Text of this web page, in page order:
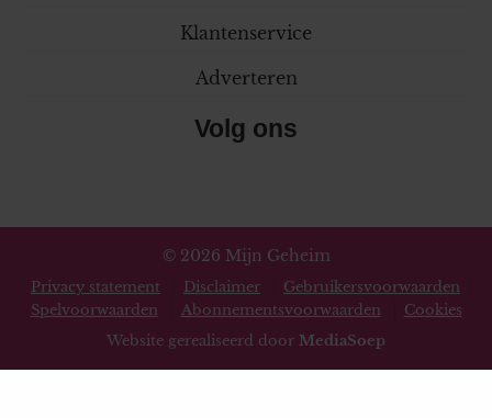
Klantenservice
Adverteren
Volg ons
© 2026 Mijn Geheim
Privacy statement Disclaimer
Gebruikersvoorwaarden
Spelvoorwaarden
Abonnementsvoorwaarden
Cookies
Website gerealiseerd door MediaSoep